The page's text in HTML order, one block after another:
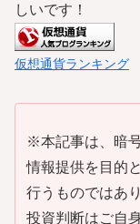
しいです！
仮想通貨ランキング
※本記事は、暗
情報提供を目的
行うものではあ
投資判断はご自